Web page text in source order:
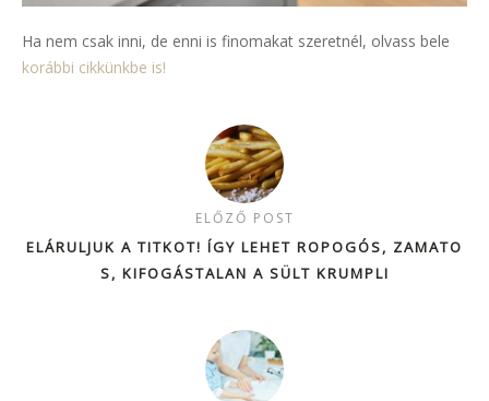
Ha nem csak inni, de enni is finomakat szeretnél, olvass bele
korábbi cikkünkbe is!
ELŐZŐ POST
ELÁRULJUK A TITKOT! ÍGY LEHET ROPOGÓS, ZAMATO
S, KIFOGÁSTALAN A SÜLT KRUMPLI